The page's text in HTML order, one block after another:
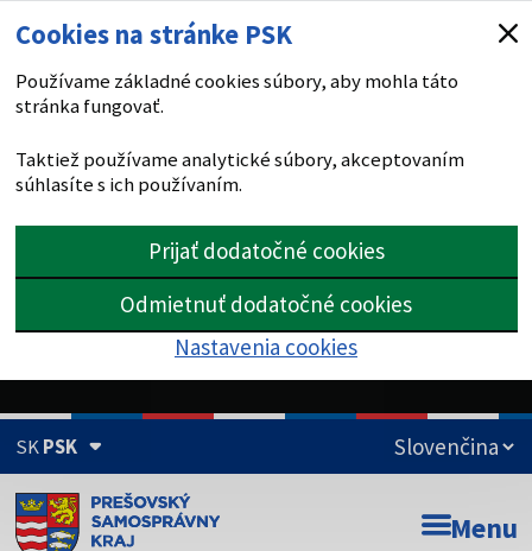
Cookies na stránke PSK
Používame základné cookies súbory, aby mohla táto
stránka fungovať.
Taktiež používame analytické súbory, akceptovaním
súhlasíte s ich používaním.
Prijať dodatočné cookies
Odmietnuť dodatočné cookies
Nastavenia cookies
SKPSK
Doména psk.sk je oficiálna Menu